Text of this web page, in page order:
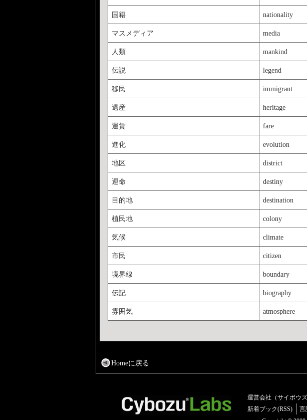
国籍 nationality
マスメディア media
人類 mankind
伝説 legend
移民 immigrant
遺産 heritage
運賃 fare
進化 evolution
地区 district
運命 destiny
目的地 destination
植民地 colony
気候 climate
市民 citizen
境界線 boundary
伝記 biography
雰囲気 atmosphere
Homeに戻る
運営会社（サイボウズ
新着ブック(RSS)
言